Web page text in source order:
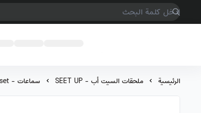
الرئيسية ملحقات السيت أب - SEET UP سماعات - Gaming Headset